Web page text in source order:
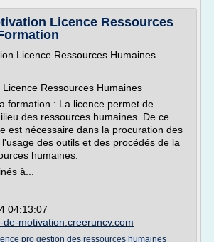
Licence Ressources
Licence Ressources Humaines
Ressources Humaines
formation : La licence permet de
des ressources humaines. De ce
est nécessaire dans la procuration des
des outils et des procédés de la
humaines.
à...
04:13:07
de-motivation.creeruncv.com
pro gestion des ressources humaines